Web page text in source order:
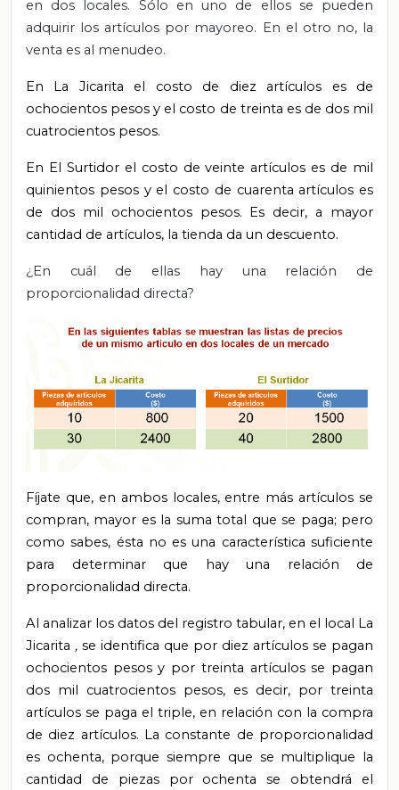
en dos locales. Sólo en uno de ellos se pueden
adquirir los artículos por mayoreo. En el otro no, la
venta es al menudeo.
En La Jicarita el costo de diez artículos es de
ochocientos pesos y el costo de treinta es de dos mil
cuatrocientos pesos.
En El Surtidor el costo de veinte artículos es de mil
quinientos pesos y el costo de cuarenta artículos es
de dos mil ochocientos pesos. Es decir, a mayor
cantidad de artículos, la tienda da un descuento.
¿En cuál de ellas hay una relación de
proporcionalidad directa?
Fíjate que, en ambos locales, entre más artículos se
compran, mayor es la suma total que se paga; pero
como sabes, ésta no es una característica suficiente
para determinar que hay una relación de
proporcionalidad directa.
Al analizar los datos del registro tabular, en el local La
Jicarita , se identifica que por diez artículos se pagan
ochocientos pesos y por treinta artículos se pagan
dos mil cuatrocientos pesos, es decir, por treinta
artículos se paga el triple, en relación con la compra
de diez artículos. La constante de proporcionalidad
es ochenta, porque siempre que se multiplique la
cantidad de piezas por ochenta se obtendrá el